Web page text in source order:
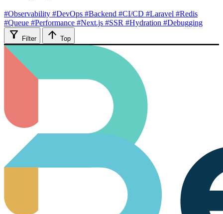
#Observability #DevOps #Backend #CI/CD #Laravel #Redis
#Queue #Performance #Next.js #SSR #Hydration #Debugging
filter_alt Filter arrow_upward Top